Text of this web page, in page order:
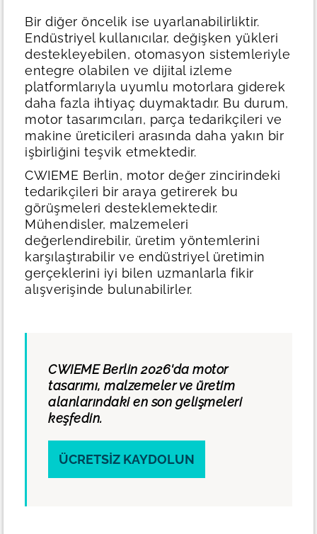
Bir diğer öncelik ise uyarlanabilirliktir.
Endüstriyel kullanıcılar, değişken yükleri
destekleyebilen, otomasyon sistemleriyle
entegre olabilen ve dijital izleme
platformlarıyla uyumlu motorlara giderek
daha fazla ihtiyaç duymaktadır. Bu durum,
motor tasarımcıları, parça tedarikçileri ve
makine üreticileri arasında daha yakın bir
işbirliğini teşvik etmektedir.
CWIEME Berlin, motor değer zincirindeki
tedarikçileri bir araya getirerek bu
görüşmeleri desteklemektedir.
Mühendisler, malzemeleri
değerlendirebilir, üretim yöntemlerini
karşılaştırabilir ve endüstriyel üretimin
gerçeklerini iyi bilen uzmanlarla fikir
alışverişinde bulunabilirler.
CWIEME Berlin 2026'da motor
tasarımı, malzemeler ve üretim
alanlarındaki en son gelişmeleri
keşfedin.
ÜCRETSIZ KAYDOLUN